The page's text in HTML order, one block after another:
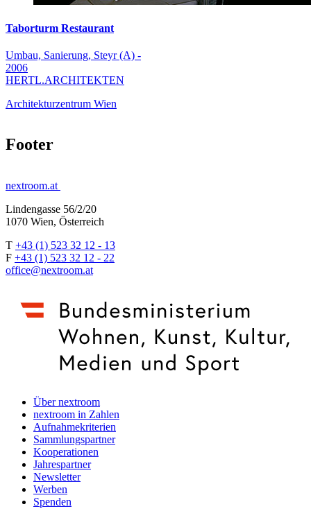
Taborturm Restaurant
Umbau, Sanierung, Steyr (A) -
2006
HERTL.ARCHITEKTEN
Architekturzentrum Wien
Footer
nextroom.at
Lindengasse 56/2/20
1070 Wien, Österreich
T +43 (1) 523 32 12 - 13
F +43 (1) 523 32 12 - 22
office@nextroom.at
Über nextroom
nextroom in Zahlen
Aufnahmekriterien
Sammlungspartner
Kooperationen
Jahrespartner
Newsletter
Werben
Spenden